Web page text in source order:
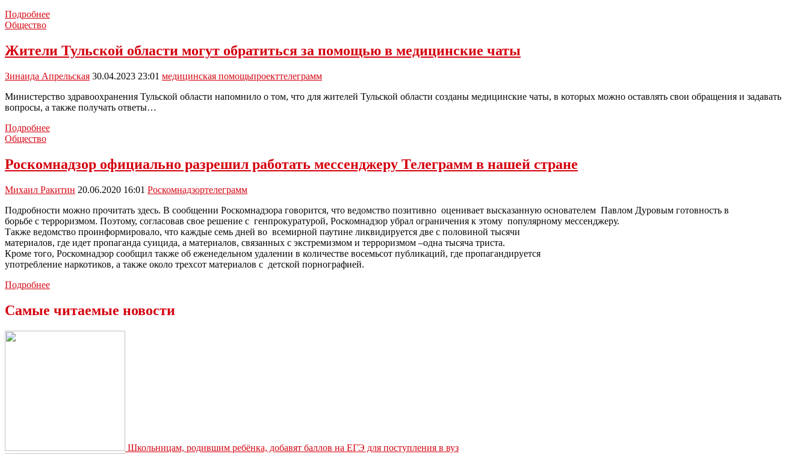
ПодробнееДуров
сопротивление
2.0»:
научится
блокировки
Общество
Жители Тульской области могут обратиться за помощью в медицинские чаты
Зинаида Апрельская 30.04.2023 23:01 медицинская помощьпроекттелеграмм
Министерство здравоохранения Тульской области напомнило о том, что для жителей Тульской области созданы медицинские чаты, в которых можно оставлять свои обращения и задавать
вопросы, а также получать ответы…
ПодробнееЖители
обратиться
помощью
медицинские
чаты
Общество
Роскомнадзор официально разрешил работать мессенджеру Телеграмм в нашей стране
Михаил Ракитин 20.06.2020 16:01 Роскомнадзортелеграмм
Подробности можно прочитать здесь. В сообщении Роскомнадзора говорится, что ведомство позитивно оценивает высказанную основателем Павлом Дуровым готовность в
борьбе с терроризмом. Поэтому, согласовав свое решение с генпрокуратурой, Роскомнадзор убрал ограничения к этому популярному мессенджеру.
Также ведомство проинформировало, что каждые семь дней во всемирной паутине ликвидируется две с половиной тысячи
материалов, где идет пропаганда суицида, а материалов, связанных с экстремизмом и терроризмом –одна тысяча триста.
Кроме того, Роскомнадзор сообщил также об еженедельном удалении в количестве восемьсот публикаций, где пропагандируется
употребление наркотиков, а также около трехсот материалов с детской порнографией.
ПодробнееРоскомнадзор
работать
Самые читаемые новости
Школьницам, родившим ребёнка, добавят баллов на ЕГЭ для поступления в вуз